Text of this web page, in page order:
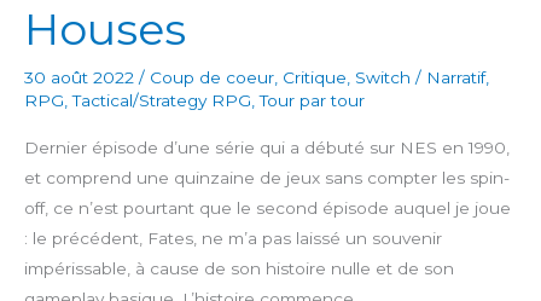
Houses
30 août 2022 / Coup de coeur, Critique, Switch / Narratif,
RPG,Tactical/Strategy RPG,Tour par tour
Dernier épisode d’une série qui a débuté sur NES en 1990,
et comprend une quinzaine de jeux sans compter les spin-
off, ce n’est pourtant que le second épisode auquel je joue
: le précédent, Fates, ne m’a pas laissé un souvenir
impérissable, à cause de son histoire nulle et de son